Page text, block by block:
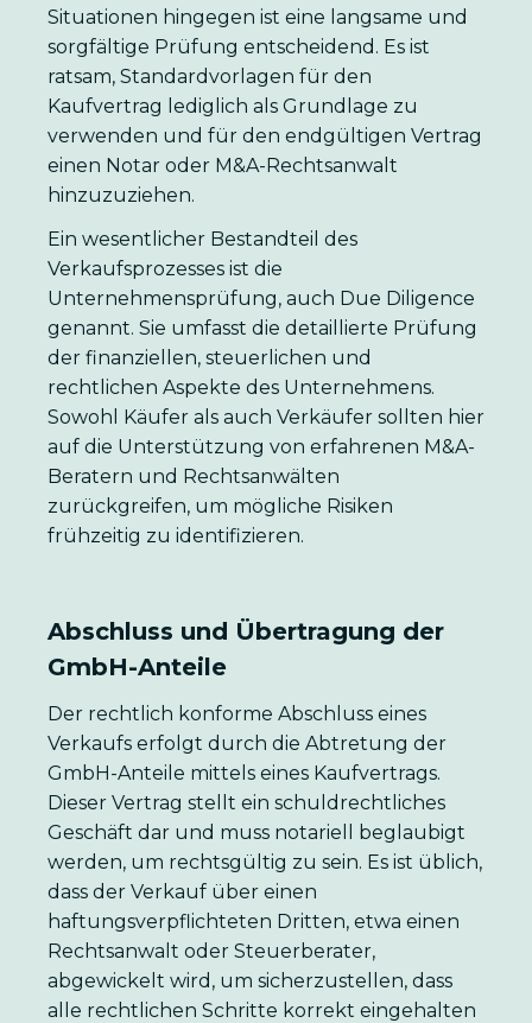
Situationen hingegen ist eine langsame und
sorgfältige Prüfung entscheidend. Es ist
ratsam, Standardvorlagen für den
Kaufvertrag lediglich als Grundlage zu
verwenden und für den endgültigen Vertrag
einen Notar oder M&A-Rechtsanwalt
hinzuzuziehen.
Ein wesentlicher Bestandteil des
Verkaufsprozesses ist die
Unternehmensprüfung, auch Due Diligence
genannt. Sie umfasst die detaillierte Prüfung
der finanziellen, steuerlichen und
rechtlichen Aspekte des Unternehmens.
Sowohl Käufer als auch Verkäufer sollten hier
auf die Unterstützung von erfahrenen M&A-
Beratern und Rechtsanwälten
zurückgreifen, um mögliche Risiken
frühzeitig zu identifizieren.
Abschluss und Übertragung der
GmbH-Anteile
Der rechtlich konforme Abschluss eines
Verkaufs erfolgt durch die Abtretung der
GmbH-Anteile mittels eines Kaufvertrags.
Dieser Vertrag stellt ein schuldrechtliches
Geschäft dar und muss notariell beglaubigt
werden, um rechtsgültig zu sein. Es ist üblich,
dass der Verkauf über einen
haftungsverpflichteten Dritten, etwa einen
Rechtsanwalt oder Steuerberater,
abgewickelt wird, um sicherzustellen, dass
alle rechtlichen Schritte korrekt eingehalten